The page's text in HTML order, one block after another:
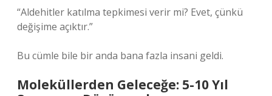
“Aldehitler katılma tepkimesi verir mi? Evet, çünkü
değişime açıktır.”
Bu cümle bile bir anda bana fazla insani geldi.
Moleküllerden Geleceğe: 5-10 Yıl